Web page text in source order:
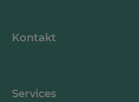
Kontakt
Services